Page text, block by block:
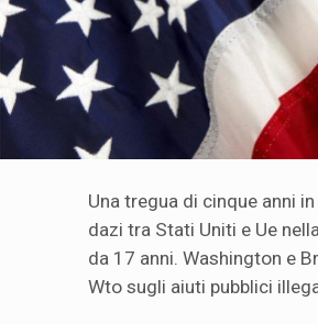
Una tregua di cinque anni
dazi tra Stati Uniti e Ue
da 17 anni. Washington e
Wto sugli aiuti pubblici